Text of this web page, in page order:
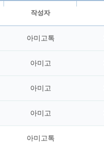
작성자
아미고톡
아미고
아미고
아미고
아미고톡